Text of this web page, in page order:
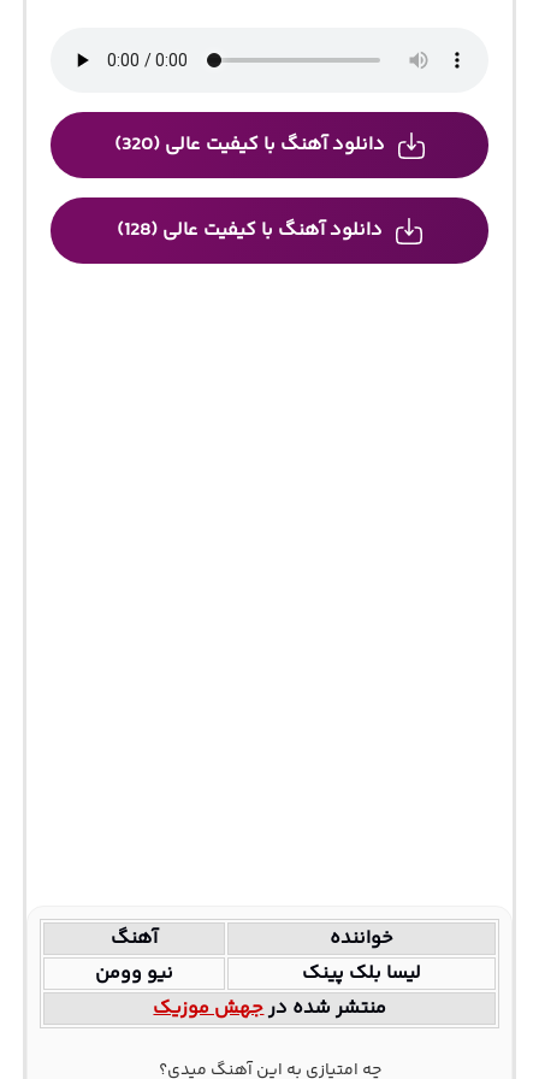
دانلود آهنگ با کیفیت عالی (320)
دانلود آهنگ با کیفیت عالی (128)
خواننده
آهنگ
لیسا بلک پینک
نیو وومن
منتشر شده درجهش موزیک
چه امتیازی به این آهنگ میدی؟